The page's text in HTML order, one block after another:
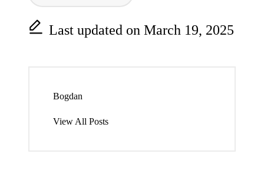
Last updated on March 19, 2025
Bogdan
View All Posts